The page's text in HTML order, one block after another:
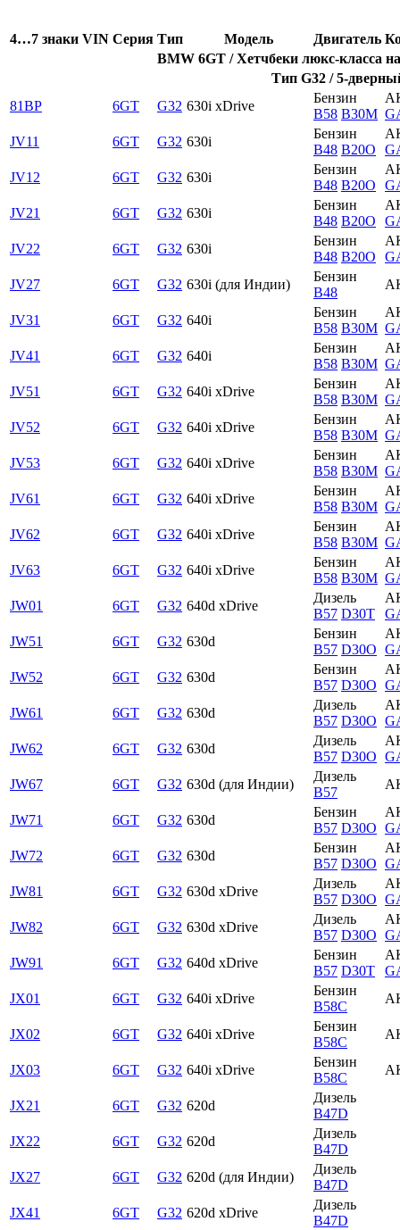
4…7 знаки VIN Серия Тип Модель Двигатель
BMW 6GT / Хетчбеки люкс-класса
Тип G32 / 5-
81BP
6GT G32 630i xDrive
Бензин
B58 B30M
JV11
6GT G32 630i
Бензин
B48 B20O
JV12
6GT G32 630i
Бензин
B48 B20O
JV21
6GT G32 630i
Бензин
B48 B20O
JV22
6GT G32 630i
Бензин
B48 B20O
JV27
6GT G32 630i (для Индии)
Бензин
B48
JV31 6GT G32 640i
Бензин
B58 B30M
JV41
6GT G32 640i
Бензин
B58 B30M
JV51
6GT G32 640i xDrive
Бензин
B58 B30M
JV52
6GT G32 640i xDrive
Бензин
B58 B30M
JV53
6GT G32 640i xDrive
Бензин
B58 B30M
JV61
6GT G32 640i xDrive
Бензин
B58 B30M
JV62
6GT G32 640i xDrive
Бензин
B58 B30M
JV63
6GT G32 640i xDrive
Бензин
B58 B30M
JW01
6GT G32 640d xDrive
Дизель
B57 D30T
JW51
6GT G32 630d
Бензин
B57 D30O
JW52
6GT G32 630d
Бензин
B57 D30O
JW61
6GT G32 630d
Дизель
B57 D30O
JW62
6GT G32 630d
Дизель
B57 D30O
JW67
6GT G32 630d (для Индии)
Дизель
B57
JW71 6GT G32 630d
Бензин
B57 D30O
JW72
6GT G32 630d
Бензин
B57 D30O
JW81
6GT G32 630d xDrive
Дизель
B57 D30O
JW82
6GT G32 630d xDrive
Дизель
B57 D30O
JW91
6GT G32 640d xDrive
Бензин
B57 D30T
JX01
6GT G32 640i xDrive
Бензин
B58C
JX02 6GT G32 640i xDrive
Бензин
B58C
JX03 6GT G32 640i xDrive
Бензин
B58C
JX21 6GT G32 620d
Дизель
B47D
JX22
6GT G32 620d
Дизель
B47D
JX27
6GT G32 620d (для Индии)
Дизель
B47D
JX41
6GT G32 620d xDrive
Дизель
B47D